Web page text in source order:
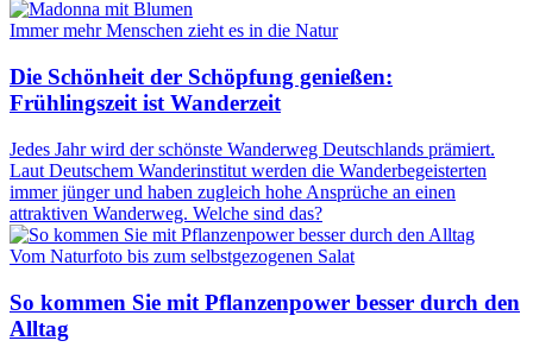
Immer mehr Menschen zieht es in die Natur
Die Schönheit der Schöpfung genießen:
Frühlingszeit ist Wanderzeit
Jedes Jahr wird der schönste Wanderweg Deutschlands prämiert.
Laut Deutschem Wanderinstitut werden die Wanderbegeisterten
immer jünger und haben zugleich hohe Ansprüche an einen
attraktiven Wanderweg. Welche sind das?
Vom Naturfoto bis zum selbstgezogenen Salat
So kommen Sie mit Pflanzenpower besser durch den
Alltag